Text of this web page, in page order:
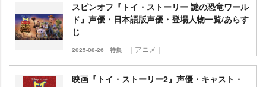
スピンオフ『トイ・ストーリー 謎の恐竜ワール
ド』声優・日本語版声優・登場人物一覧/あらす
じ
2025-08-26 特集 ｜アニメ｜
映画『トイ・ストーリー2』声優・キャスト・